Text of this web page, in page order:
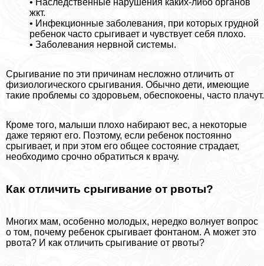
• Наследственные нарушения каких-либо органов
жкт.
• Инфекционные заболевания, при которых грудной
ребенок часто срыгивает и чувствует себя плохо.
• Заболевания нервной системы.
Срыгивание по эти причинам несложно отличить от
физиологического срыгивания. Обычно дети, имеющие
такие проблемы со здоровьем, обеспокоены, часто плачут.
Кроме того, малыши плохо набирают вес, а некоторые
даже теряют его. Поэтому, если ребенок постоянно
срыгивает, и при этом его общее состояние страдает,
необходимо срочно обратиться к врачу.
Как отличить срыгивание от рвоты?
Многих мам, особенно молодых, нередко волнует вопрос
о том, почему ребенок срыгивает фонтаном. А может это
рвота? И как отличить срыгивание от рвоты?